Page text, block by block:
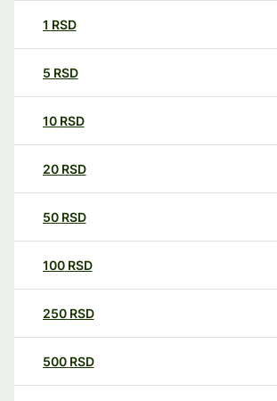
1 RSD
5 RSD
10 RSD
20 RSD
50 RSD
100 RSD
250 RSD
500 RSD